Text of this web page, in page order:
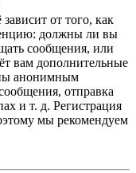
от того, как
должны ли вы
сообщения, или
вам дополнительные
анонимным
отправка
и т. д. Регистрация
мы рекомендуем